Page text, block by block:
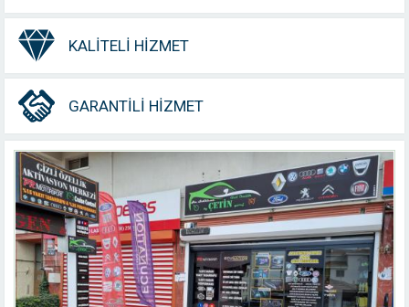
KALITELI HIZMET
GARANTILI HIZMET